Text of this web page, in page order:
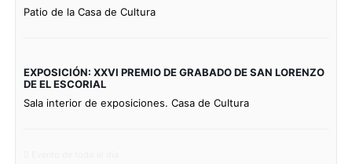
Patio de la Casa de Cultura
EXPOSICIÓN: XXVI PREMIO DE GRABADO DE SAN LORENZO
DE EL ESCORIAL
Sala interior de exposiciones. Casa de Cultura